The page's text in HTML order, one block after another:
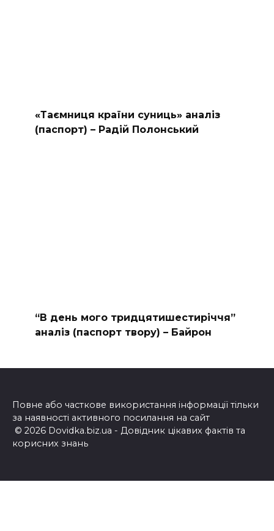
«Таємниця країни суниць» аналіз
(паспорт) – Радій Полонський
“В день мого тридцятишестиріччя”
аналіз (паспорт твору) – Байрон
Повне або часткове використання інформації тільки
за наявності активного посилання на сайт
© 2026 Dovidka.biz.ua - Довідник цікавих фактів та
корисних знань